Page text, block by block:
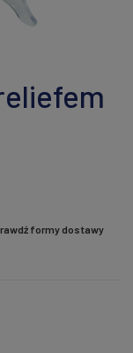
formy dostawy